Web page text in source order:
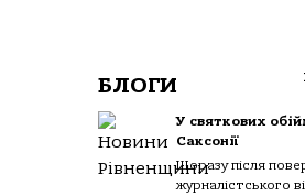
БЛОГИ
У святкових
Саксонії
Щоразу після
журналістського